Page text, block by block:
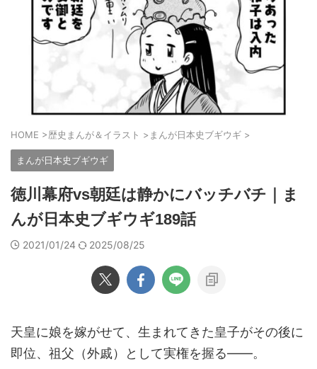
HOME >歴史まんが＆イラスト > まんが日本史ブギウギ >
まんが日本史ブギウギ
徳川幕府vs朝廷は静かにバッチバチ｜ま
んが日本史ブギウギ189話
2021/01/24 2025/08/25
天皇に娘を嫁がせて、生まれてきた皇子がその後に
即位、祖父（外戚）として実権を握る――。